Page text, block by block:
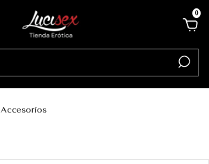
0
Accesorios